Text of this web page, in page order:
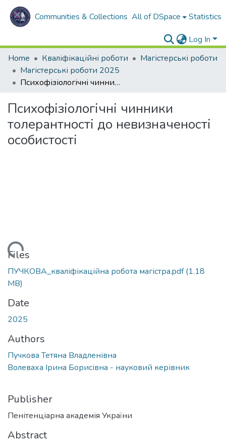
Communities & Collections All of DSpace Statistics
Log In
Home
Кваліфікаційні роботи
Магістерські роботи
Магістерські роботи 2025
Психофізіологічні чинники толерантності до невизначеності особистості
Психофізіологічні чинники
толерантності до невизначеності
особистості
Files
ПУЧКОВА_кваліфікаційна робота магістра.pdf(1.18
MB)
Date
2025
Authors
Пучкова Тетяна Владленівна
Волеваха Ірина Борисівна - науковий керівник
Publisher
Пенітенціарна академія України
Abstract